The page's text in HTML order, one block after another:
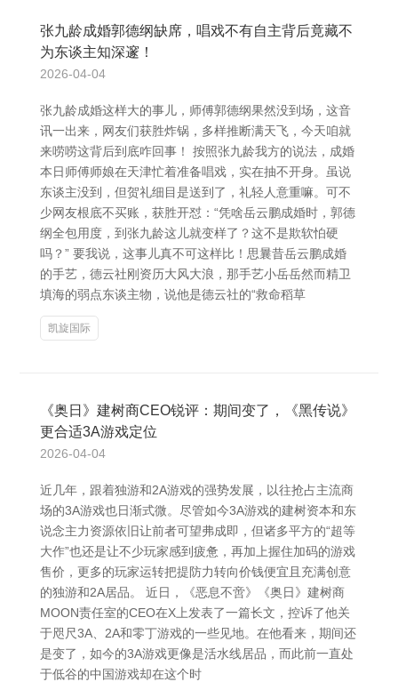
张九龄成婚郭德纲缺席，唱戏不有自主背后竟藏不
为东谈主知深邃！
2026-04-04
张九龄成婚这样大的事儿，师傅郭德纲果然没到场，这音
讯一出来，网友们获胜炸锅，多样推断满天飞，今天咱就
来唠唠这背后到底咋回事！ 按照张九龄我方的说法，成婚
本日师傅师娘在天津忙着准备唱戏，实在抽不开身。虽说
东谈主没到，但贺礼细目是送到了，礼轻人意重嘛。可不
少网友根底不买账，获胜开怼：“凭啥岳云鹏成婚时，郭德
纲全包用度，到张九龄这儿就变样了？这不是欺软怕硬
吗？” 要我说，这事儿真不可这样比！思曩昔岳云鹏成婚
的手艺，德云社刚资历大风大浪，那手艺小岳岳然而精卫
填海的弱点东谈主物，说他是德云社的“救命稻草
凯旋国际
《奥日》建树商CEO锐评：期间变了，《黑传说》
更合适3A游戏定位
2026-04-04
近几年，跟着独游和2A游戏的强势发展，以往抢占主流商
场的3A游戏也日渐式微。尽管如今3A游戏的建树资本和东
说念主力资源依旧让前者可望弗成即，但诸多平方的“超等
大作”也还是让不少玩家感到疲惫，再加上握住加码的游戏
售价，更多的玩家运转把提防力转向价钱便宜且充满创意
的独游和2A居品。 近日，《恶息不啻》《奥日》建树商
MOON责任室的CEO在X上发表了一篇长文，控诉了他关
于咫尺3A、2A和零丁游戏的一些见地。在他看来，期间还
是变了，如今的3A游戏更像是活水线居品，而此前一直处
于低谷的中国游戏却在这个时